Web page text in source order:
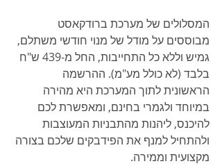
המסלולים של מערכת ברודקאסט
מבוססים על מודל של מנוי חודשי משתלם,
גמיש וללא כל התחייבות, החל מ-439 ש"ח
בלבד (לא כולל מע"מ). ההרשמה
הראשונית לתוך המערכת היא מהירה
במיוחד ולגמרי בחינם, ומאפשרת לכם
להיכנס, ליהנות מהתבניות המעוצבות
ולהתחיל למנף את הפידבקים שלכם בצורה
מקצועית וממירה.